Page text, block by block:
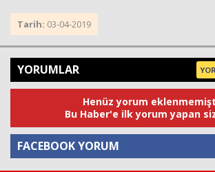
Tarih: 03-04-2019
YORUMLAR
Henüz yorum
Bu Haber'e ilk yorum yapan
FACEBOOK YORUM